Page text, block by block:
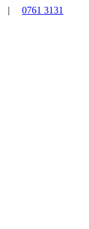
| 0761 3131